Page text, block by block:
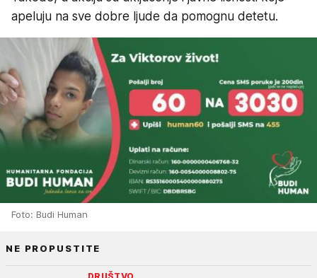
apeluju na sve dobre ljude da pomognu detetu.
Foto: Budi Human
NE PROPUSTITE